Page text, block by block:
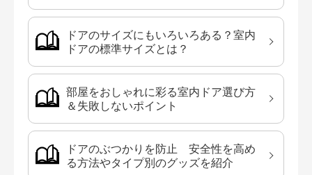
ドアのサイズにもいろいろある？室内
ドアの標準サイズとは？
部屋をおしゃれに彩る室内ドア選び方
＆失敗しないポイント
ドアのぶつかりを防止 安全性を高め
る方法やタイプ別のグッズを紹介